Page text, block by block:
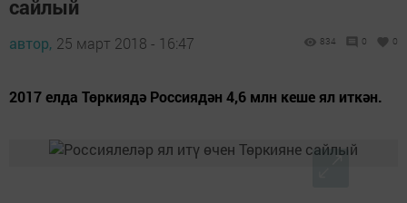
сайлый
автор, 25 март 2018 - 16:47 834 0 0
2017 елда Төркиядә Россиядән 4,6 млн кеше ял иткән.